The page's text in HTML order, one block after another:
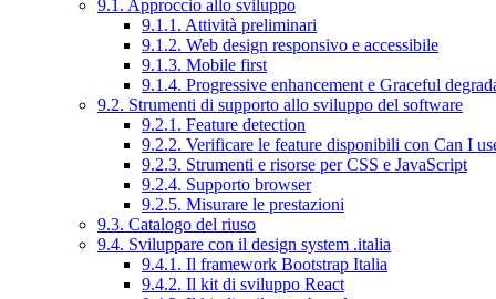
9.1. Approccio allo sviluppo
9.1.1. Attività preliminari
9.1.2. Web design responsivo e accessibile
9.1.3. Mobile first
9.1.4. Progressive enhancement e Graceful
9.2. Strumenti di supporto allo sviluppo del software
9.2.1. Feature detection
9.2.2. Verificare le feature disponibili con Can I
9.2.3. Strumenti e risorse per CSS e JavaScript
9.2.4. Supporto browser
9.2.5. Misurare le prestazioni
9.3. Catalogo del riuso
9.4. Sviluppare con il design system .italia
9.4.1. Il framework Bootstrap Italia
9.4.2. Il kit di sviluppo React